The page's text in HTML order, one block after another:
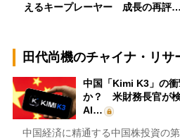
えるキープレーヤー 成長の再評…
田代尚機のチャイナ・リサ
中国「Kimi K3」の
か？ 米財務長官が
AI…
中国経済に精通する中国株投資の